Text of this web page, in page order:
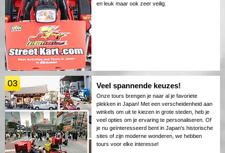
en leuk maar ook zeer veilig.
03 Veel spannende keuzes!
Onze tours brengen je naar al je favoriete
plekken in Japan! Met een verscheidenheid aan
winkels om uit te kiezen in grote steden, heb je
veel opties om je ervaring te personaliseren. Of
je nu geïnteresseerd bent in Japan's historische
sites of zijn moderne wonderen, we hebben
tours voor elke interesse!